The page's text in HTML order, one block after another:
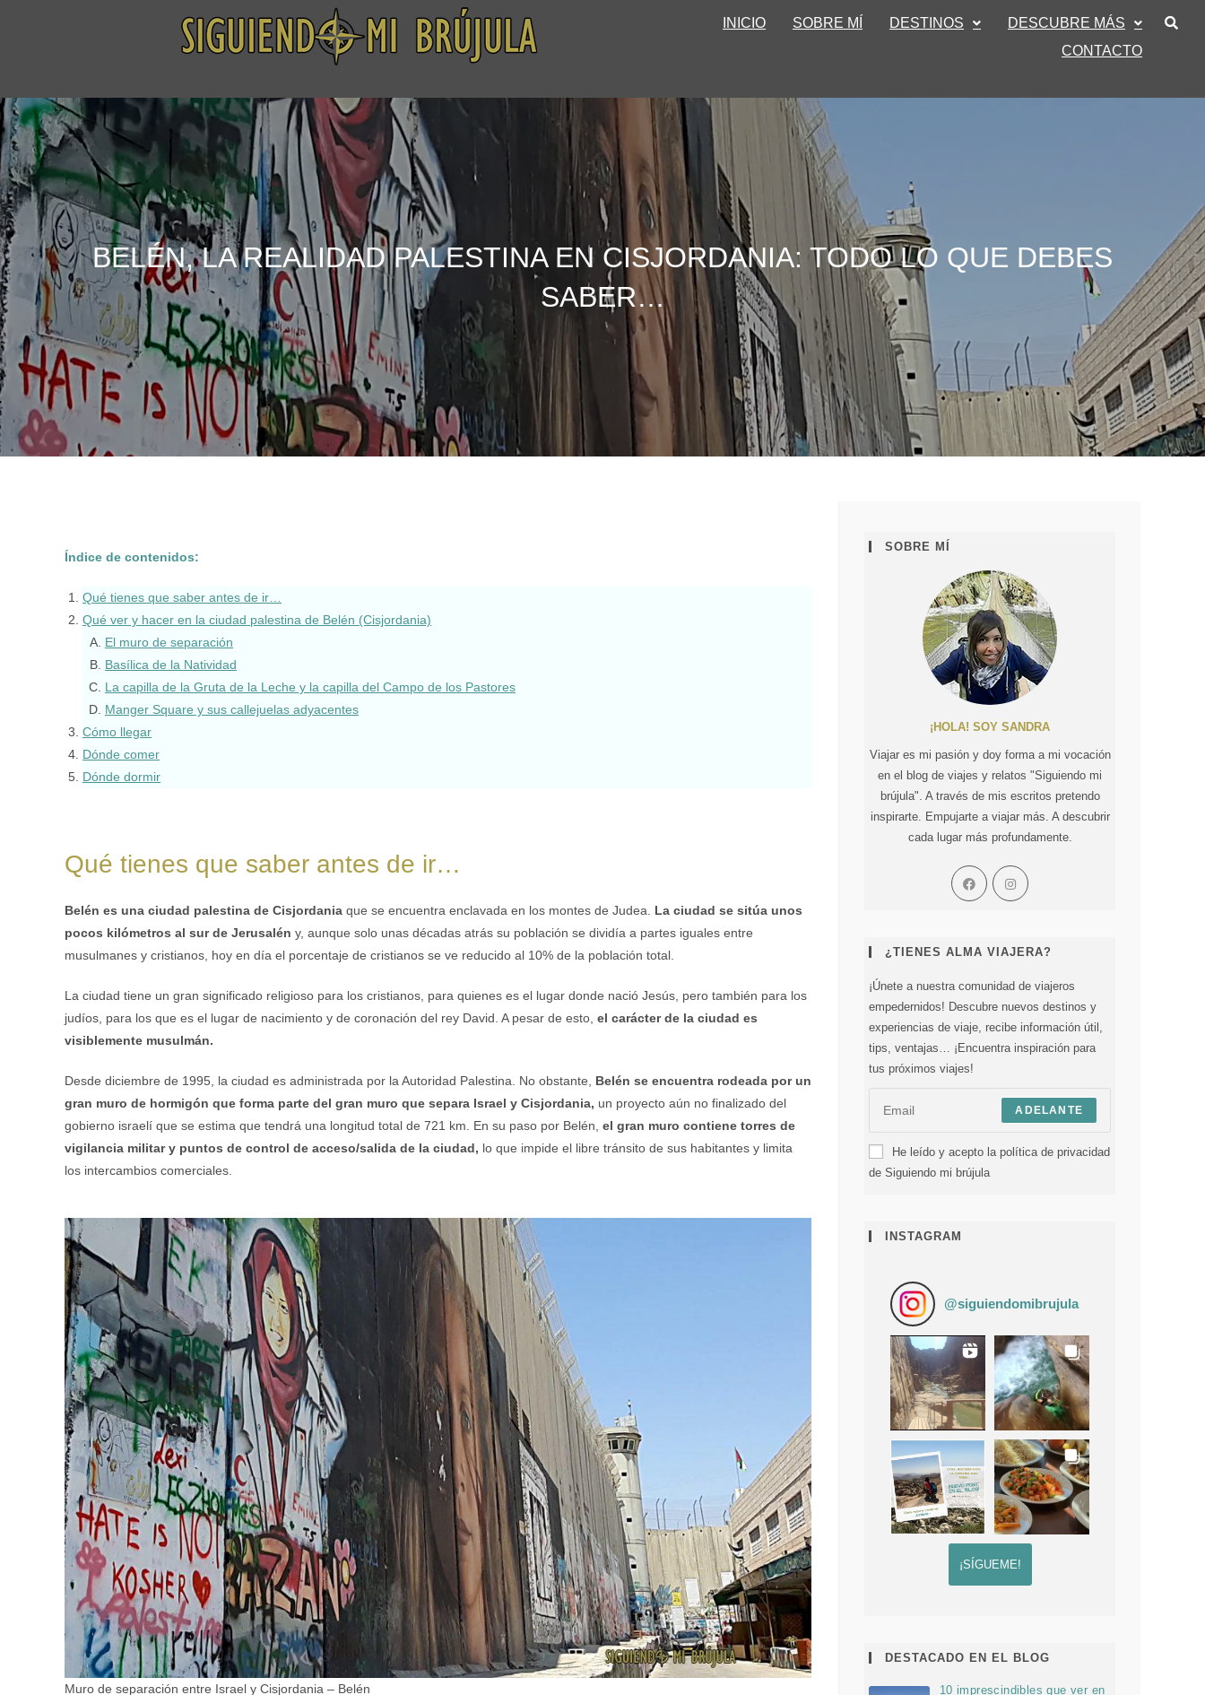
INICIO SOBRE MÍ DESTINOS
DESCUBRE MÁS
CONTACTO
BELÉN, LA REALIDAD PALESTINA EN CISJORDANIA: TODO LO QUE DEBES
SABER…
Índice de contenidos:
Qué tienes que saber antes de ir…
Qué ver y hacer en la ciudad palestina de Belén (Cisjordania)
El muro de separación
Basílica de la Natividad
La capilla de la Gruta de la Leche y la capilla del Campo de los Pastores
Manger Square y sus callejuelas adyacentes
Cómo llegar
Dónde comer
Dónde dormir
Qué tienes que saber antes de ir…
Belén es una ciudad palestina de Cisjordania que se encuentra enclavada en los montes de Judea. La ciudad se sitúa unos
pocos kilómetros al sur de Jerusalén y, aunque solo unas décadas atrás su población se dividía a partes iguales entre
musulmanes y cristianos, hoy en día el porcentaje de cristianos se ve reducido al 10% de la población total.
La ciudad tiene un gran significado religioso para los cristianos, para quienes es el lugar donde nació Jesús, pero también para los
judíos, para los que es el lugar de nacimiento y de coronación del rey David. A pesar de esto, el carácter de la ciudad es
visiblemente musulmán.
Desde diciembre de 1995, la ciudad es administrada por la Autoridad Palestina. No obstante, Belén se encuentra rodeada por un
gran muro de hormigón que forma parte del gran muro que separa Israel y Cisjordania, un proyecto aún no finalizado del
gobierno israelí que se estima que tendrá una longitud total de 721 km. En su paso por Belén, el gran muro contiene torres de
vigilancia militar y puntos de control de acceso/salida de la ciudad, lo que impide el libre tránsito de sus habitantes y limita
los intercambios comerciales.
Muro de separación entre Israel y Cisjordania – Belén
SOBRE MÍ
¡HOLA! SOY SANDRA
Viajar es mi pasión y doy forma a mi vocación
en el blog de viajes y relatos "Siguiendo mi
brújula". A través de mis escritos pretendo
inspirarte. Empujarte a viajar más. A descubrir
cada lugar más profundamente.
¿TIENES ALMA VIAJERA?
¡Únete a nuestra comunidad de viajeros
empedernidos! Descubre nuevos destinos y
experiencias de viaje, recibe información útil,
tips, ventajas… ¡Encuentra inspiración para
tus próximos viajes!
ADELANTE
He leído y acepto la política de privacidad
de Siguiendo mi brújula
INSTAGRAM
@siguiendomibrujula
¡SÍGUEME!
DESTACADO EN EL BLOG
10 imprescindibles que ver en